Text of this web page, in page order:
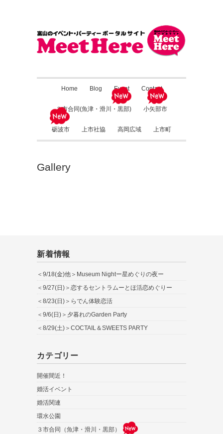
Home Blog Event Contact
３市合同(魚津・滑川・黒部) 小矢部市
砺波市 上市社協 高岡広域 上市町
Gallery
新着情報
＜9/18(金)他＞Museum Nightー星めぐりの夜ー
＜9/27(日)＞恋するセントラムーとほ活恋めぐりー
＜8/23(日)＞らでん体験恋活
＜9/6(日)＞夕暮れのGarden Party
＜8/29(土)＞COCTAIL＆SWEETS PARTY
カテゴリー
開催間近！
婚活イベント
婚活関連
環水公園
３市合同（魚津・滑川・黒部）